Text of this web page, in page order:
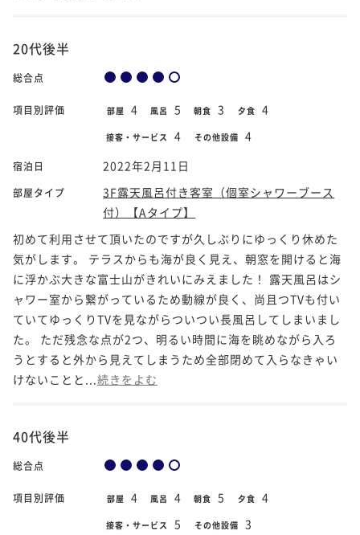
20代後半
総合点
項目別評価 部屋 4 風呂 5 朝食 3 夕食 4
接客・サービス 4 その他設備 4
宿泊日 2022年2月11日
部屋タイプ
3F露天風呂付き客室（個室シャワーブース
付）【Aタイプ】
初めて利用させて頂いたのですが久しぶりにゆっくり休めた
気がします。 テラスからも海が良く見え、朝窓を開けると海
に浮かぶ大きな富士山がきれいにみえました！ 露天風呂はシ
ャワー室から繋がっているため動線が良く、尚且つTVも付い
ていてゆっくりTVを見ながらついつい長風呂してしまいまし
た。 ただ残念な点が2つ、明るい時間に海を眺めながら入ろ
うとすると外から見えてしまうため全部閉めて入らなきゃい
けないことと... 続きをよむ
40代後半
総合点
項目別評価 部屋 4 風呂 4 朝食 5 夕食 4
接客・サービス 5 その他設備 3